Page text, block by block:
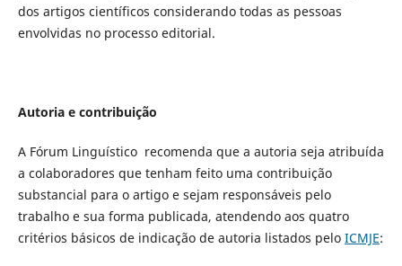
dos artigos científicos considerando todas as pessoas
envolvidas no processo editorial.
Autoria e contribuição
A Fórum Linguístico recomenda que a autoria seja atribuída
a colaboradores que tenham feito uma contribuição
substancial para o artigo e sejam responsáveis pelo
trabalho e sua forma publicada, atendendo aos quatro
critérios básicos de indicação de autoria listados pelo ICMJE: